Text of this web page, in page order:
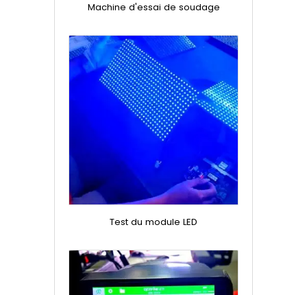
Machine d'essai de soudage
Test du module LED